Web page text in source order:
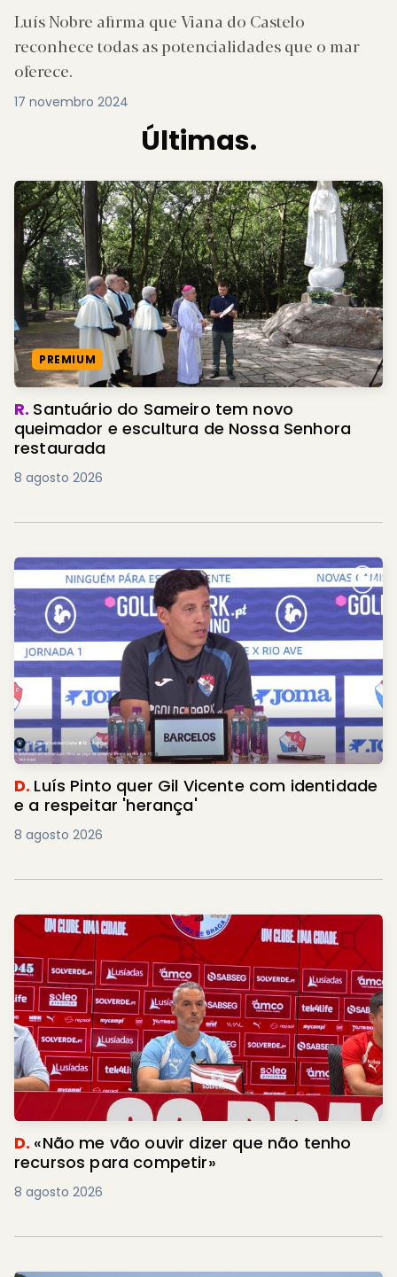
Luís Nobre afirma que Viana do Castelo
reconhece todas as potencialidades que o mar
oferece.
17 novembro 2024
Últimas.
PREMIUM
R. Santuário do Sameiro tem novo
queimador e escultura de Nossa Senhora
restaurada
8 agosto 2026
D. Luís Pinto quer Gil Vicente com identidade
e a respeitar 'herança'
8 agosto 2026
D. «Não me vão ouvir dizer que não tenho
recursos para competir»
8 agosto 2026